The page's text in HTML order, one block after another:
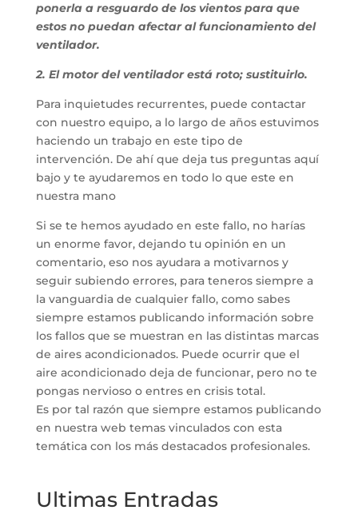
ponerla a resguardo de los vientos para que
estos no puedan afectar al funcionamiento del
ventilador.
2. El motor del ventilador está roto; sustituirlo.
Para inquietudes recurrentes, puede contactar
con nuestro equipo, a lo largo de años estuvimos
haciendo un trabajo en este tipo de
intervención. De ahí que deja tus preguntas aquí
bajo y te ayudaremos en todo lo que este en
nuestra mano
Si se te hemos ayudado en este fallo, no harías
un enorme favor, dejando tu opinión en un
comentario, eso nos ayudara a motivarnos y
seguir subiendo errores, para teneros siempre a
la vanguardia de cualquier fallo, como sabes
siempre estamos publicando información sobre
los fallos que se muestran en las distintas marcas
de aires acondicionados. Puede ocurrir que el
aire acondicionado deja de funcionar, pero no te
pongas nervioso o entres en crisis total.
Es por tal razón que siempre estamos publicando
en nuestra web temas vinculados con esta
temática con los más destacados profesionales.
Ultimas Entradas